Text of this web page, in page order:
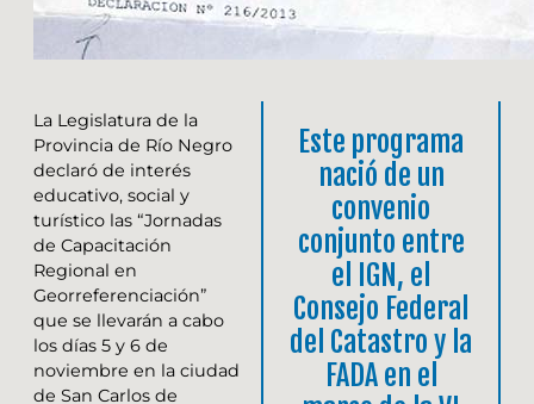
Este programa
nació de un
convenio
conjunto entre
el IGN, el
Consejo Federal
del Catastro y la
FADA en el
La Legislatura de la
Provincia de Río Negro
declaró de interés
educativo, social y
turístico las “Jornadas
de Capacitación
Regional en
Georreferenciación”
que se llevarán a cabo
los días 5 y 6 de
noviembre en la ciudad
de San Carlos de